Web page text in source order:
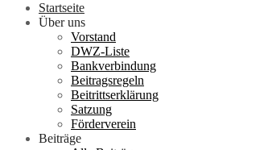
Startseite
Über uns
Vorstand
DWZ-Liste
Bankverbindung
Beitragsregeln
Beitrittserklärung
Satzung
Förderverein
Beiträge